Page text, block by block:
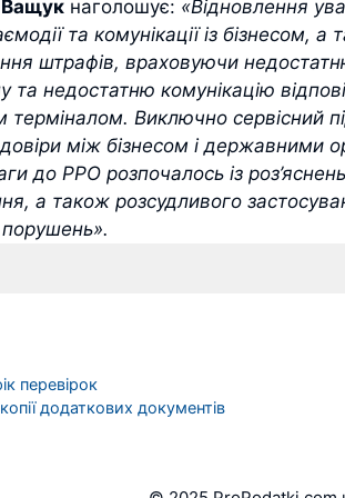
Ващук наголошує: «Відновлення
та комунікації із бізнесом,
штрафів, враховуючи
та недостатню комунікацію
Виключно сервісний
між бізнесом і
до РРО розпочалось із
а також розсудливого
порушень».
перевірок
додаткових документів